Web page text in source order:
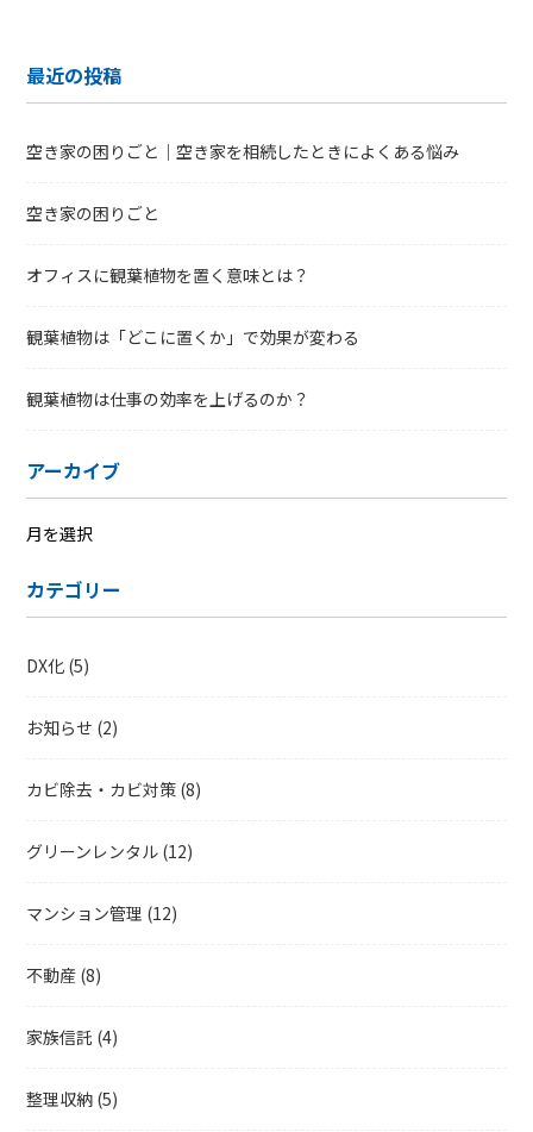
最近の投稿
空き家の困りごと｜空き家を相続したときによくある悩み
空き家の困りごと
オフィスに観葉植物を置く意味とは？
観葉植物は「どこに置くか」で効果が変わる
観葉植物は仕事の効率を上げるのか？
アーカイブ
ア
カ
ブ
カテゴリー
DX化 (5)
お知らせ (2)
カビ除去・カビ対策 (8)
グリーンレンタル (12)
マンション管理 (12)
不動産 (8)
家族信託 (4)
整理収納 (5)